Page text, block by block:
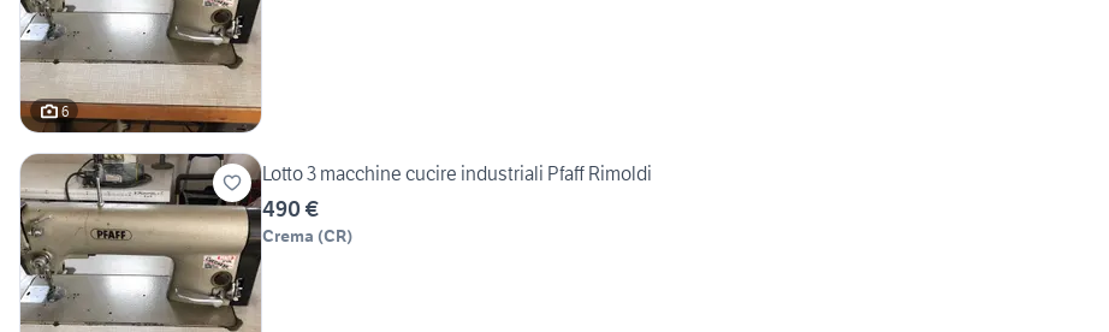
6
Lotto 3 macchine cucire industriali Pfaff Rimoldi
490 €
Crema (CR)